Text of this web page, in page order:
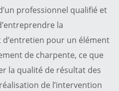
professionnel qualifié et
la
pour un élément
de charpente, ce que
la qualité de résultat des
de l’intervention